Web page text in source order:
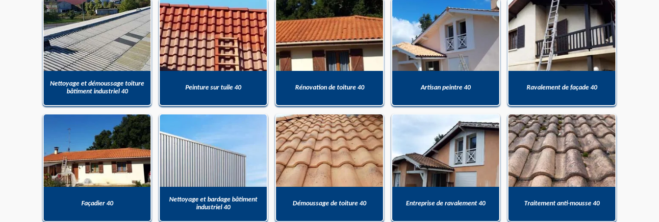
Nettoyage et démoussage toiture
bâtiment industriel 40
Peinture sur tuile 40 Rénovation de toiture 40 Artisan peintre 40 Ravalement de façade 40
Façadier 40
Nettoyage et bardage bâtiment
industriel 40
Démoussage de toiture 40 Entreprise de ravalement 40 Traitement anti-mousse 40